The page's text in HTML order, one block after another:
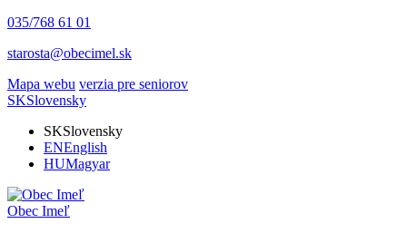
035/768 61 01
starosta@obecimel.sk
Mapa webu verzia pre seniorov
SKSlovensky
SKSlovensky
ENEnglish
HUMagyar
Obec Imeľ